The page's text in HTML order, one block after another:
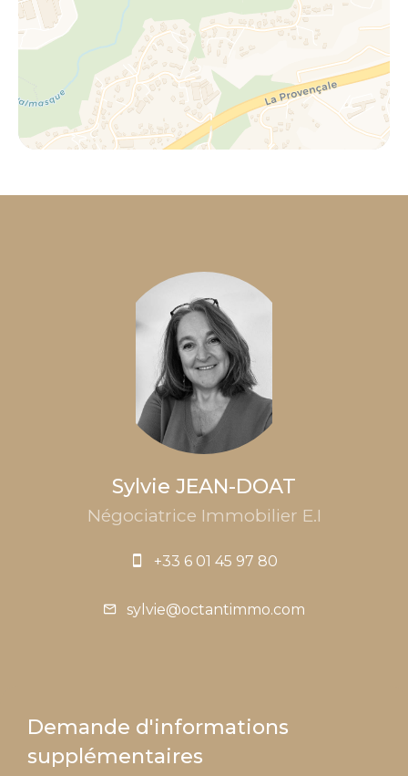
Sylvie JEAN-DOAT
Négociatrice Immobilier E.I
+33 6 01 45 97 80
sylvie@octantimmo.com
Demande d'informations
supplémentaires